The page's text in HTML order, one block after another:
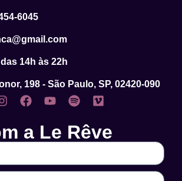
6045
das 14h às 22h
198 - São Paulo, SP, 02420-090
a Le Rêve